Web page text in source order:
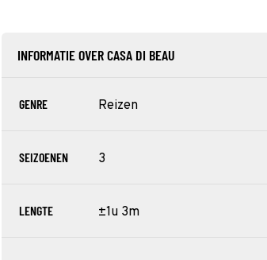
INFORMATIE OVER CASA DI BEAU
GENRE Reizen
SEIZOENEN 3
LENGTE ±1u 3m